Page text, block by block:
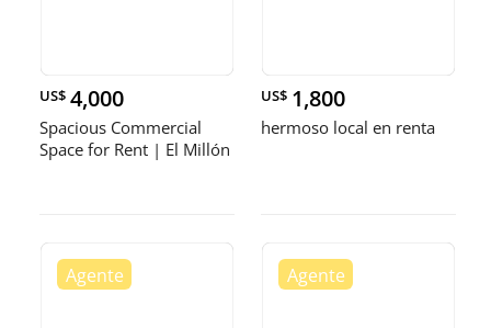
US$ 4,000
Spacious Commercial
Space for Rent | El Millón
US$ 1,800
hermoso local en renta